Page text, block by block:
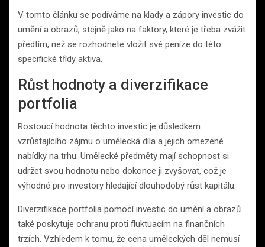
V tomto článku se podíváme na klady a zápory investic do
umění a obrazů, stejně jako na faktory, které je třeba zvážit
předtím, než se rozhodnete vložit své peníze do této
specifické třídy aktiva.
Růst hodnoty a diverzifikace
portfolia
Rostoucí hodnota těchto investic je důsledkem
vzrůstajícího zájmu o umělecká díla a jejich omezené
nabídky na trhu. Umělecké předměty mají schopnost si
udržet svou hodnotu nebo dokonce ji zvyšovat, což je
výhodné pro investory hledající dlouhodobý růst kapitálu.
Diverzifikace portfolia pomocí investic do umění a obrazů
také poskytuje ochranu proti fluktuacím na finančních
trzích. Vzhledem k tomu, že cena uměleckých děl nemusí